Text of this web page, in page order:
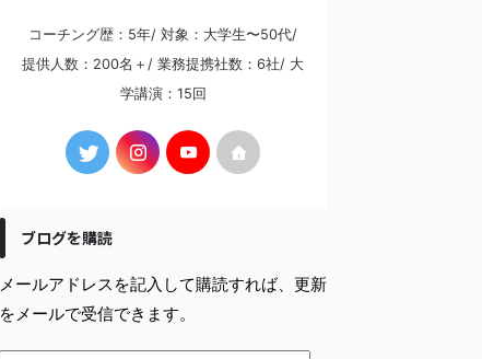
コーチング歴：5年/ 対象：大学生〜50代/
提供人数：200名＋/ 業務提携社数：6社/ 大
学講演：15回
ブログを購読
メールアドレスを記入して購読すれば、更新
をメールで受信できます。